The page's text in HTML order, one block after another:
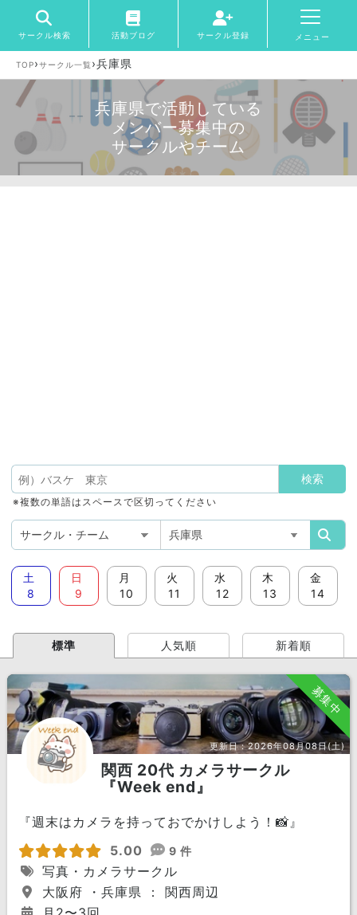
サークル検索 活動ブログ サークル登録 メニュー
TOP›サークル一覧 ›兵庫県
兵庫県で活動している
メンバー募集中の
サークルやチーム
※複数の単語はスペースで区切ってください
土
8
日
9
月
10
火
11
水
12
木
13
金
14
標準 人気順 新着順
募集中
更新日：2026年08月08日(土)
関西 20代 カメラサークル
『Week end』
『週末はカメラを持っておでかけしよう！📸』
5.00
9 件
写真・カメラサークル
大阪府 ・兵庫県 ： 関西周辺